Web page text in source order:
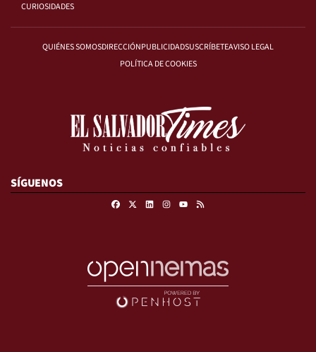
CURIOSIDADES
QUIÉNES SOMOSDIRECCIÓNPUBLICIDADSUSCRÍBETEAVISO LEGAL
POLÍTICA DE COOKIES
SÍGUENOS
FacebookLinkedinInstagram